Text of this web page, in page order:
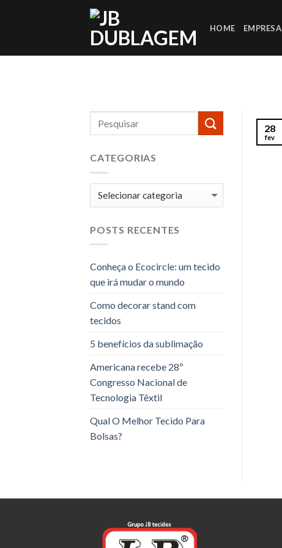
HOME EMPRESA
CATEGORIAS
Categorias
POSTS RECENTES
Conheça o Ecocircle: um tecido
que irá mudar o mundo
Como decorar stand com
tecidos
5 benefícios da sublimação
Americana recebe 28º
Congresso Nacional de
Tecnologia Têxtil
Qual O Melhor Tecido Para
Bolsas?
28
fev